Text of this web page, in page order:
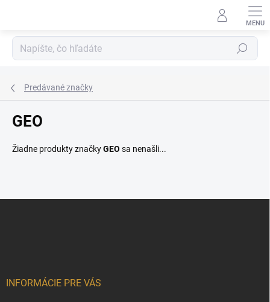
Hľadať
Predávané značky
GEO
Žiadne produkty značkyGEO sa nenašli...
INFORMÁCIE PRE VÁS